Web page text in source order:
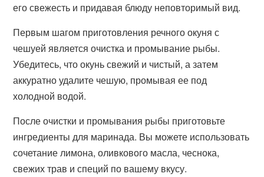
его свежесть и придавая блюду неповторимый вид.
Первым шагом приготовления речного окуня с
чешуей является очистка и промывание рыбы.
Убедитесь, что окунь свежий и чистый, а затем
аккуратно удалите чешую, промывая ее под
холодной водой.
После очистки и промывания рыбы приготовьте
ингредиенты для маринада. Вы можете использовать
сочетание лимона, оливкового масла, чеснока,
свежих трав и специй по вашему вкусу.